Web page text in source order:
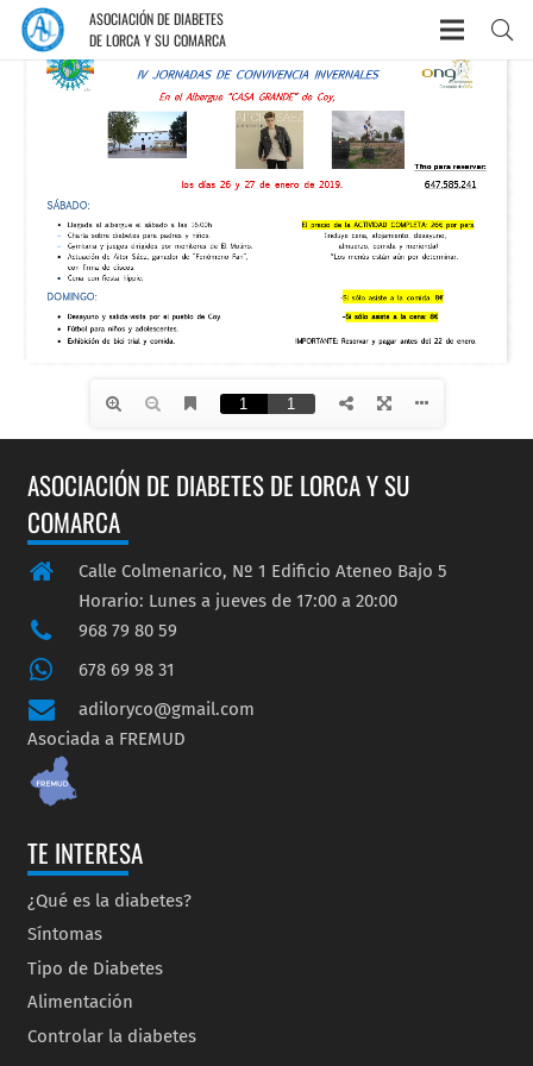
ASOCIACIÓN DE DIABETES
DE LORCA Y SU COMARCA
ASOCIACIÓN DE DIABETES DE LORCA Y SU
COMARCA
Calle Colmenarico, Nº 1 Edificio Ateneo Bajo 5
Horario: Lunes a jueves de 17:00 a 20:00
968 79 80 59
678 69 98 31
adiloryco@gmail.com
Asociada a FREMUD
TE INTERESA
¿Qué es la diabetes?
Síntomas
Tipo de Diabetes
Alimentación
Controlar la diabetes